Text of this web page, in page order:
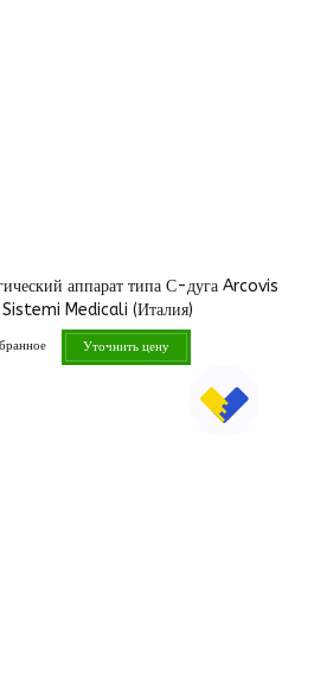
аппарат типа С-дуга Arcovis
Medicali (Италия)
Уточнить цену